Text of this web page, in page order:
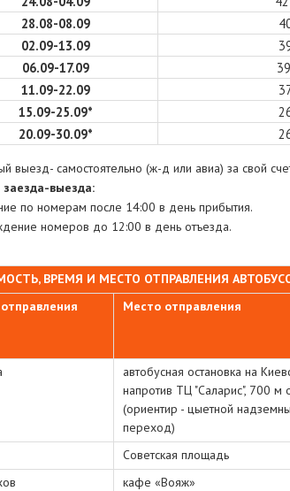
28.08-08.09
02.09-13.09
06.09-17.09
11.09-22.09
15.09-25.09*
20.09-30.09*
выезд- самостоятельно (ж-д или авиа) за свой
заезда-выезда:
по номерам после 14:00 в день прибытия.
номеров до 12:00 в день отъезда.
ВРЕМЯ И МЕСТО ОТПРАВЛЕНИЯ
Место отправления
автобусная остановка на
напротив ТЦ "Саларис", 700 м
(ориентир - цыетной
переход)
Советская площадь
кафе «Вояж»